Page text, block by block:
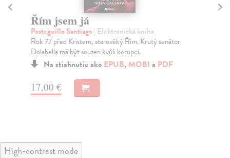
Řím jsem já
Posteguillo Santiago| Elektronická kniha
Rok 77 před Kristem, starověký Řím. Krutý senátor
Dolabella má být souzen kvůli korupci.
Na stiahnutie ako EPUB,MOBI a PDF
17,00 €
High-contrast mode